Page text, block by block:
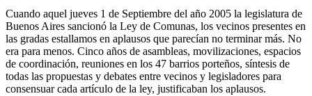
Cuando aquel jueves 1 de Septiembre del año 2005 la legislatura de
Buenos Aires sancionó la Ley de Comunas, los vecinos presentes en
las gradas estallamos en aplausos que parecían no terminar más. No
era para menos. Cinco años de asambleas, movilizaciones, espacios
de coordinación, reuniones en los 47 barrios porteños, síntesis de
todas las propuestas y debates entre vecinos y legisladores para
consensuar cada artículo de la ley, justificaban los aplausos.